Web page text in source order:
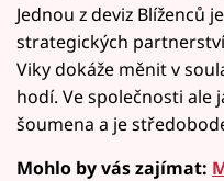
Jednou z deviz Blíženců
strategických
Viky dokáže měnit v
hodí. Ve společnosti ale
šoumena a je
Mohlo by vás zajímat: